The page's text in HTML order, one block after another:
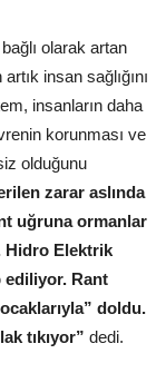
olarak artan
insan sağlığını
insanların daha
korunması ve
olduğunu
zarar aslında
uğruna ormanlar
Hidro Elektrik
ediliyor. Rant
doldu.
tıkıyor” dedi.